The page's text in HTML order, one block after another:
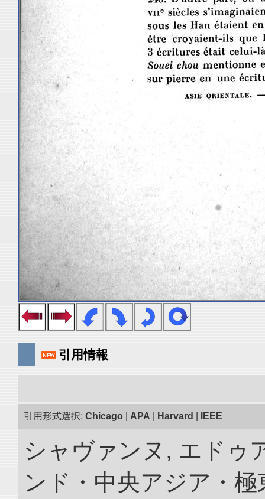
引用情報
引用形式選択: Chicago APA Harvard IEEE
シャヴァンヌ, エドゥ
ンド・中央アジア・